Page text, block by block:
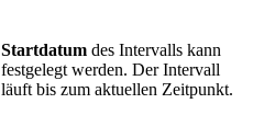
Startdatum des Intervalls kann
festgelegt werden. Der Intervall
läuft bis zum aktuellen Zeitpunkt.